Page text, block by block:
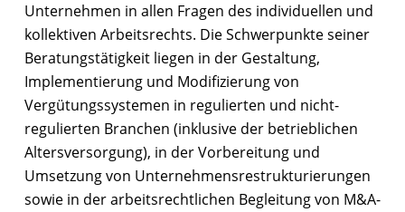
Unternehmen in allen Fragen des individuellen und
kollektiven Arbeitsrechts. Die Schwerpunkte seiner
Beratungstätigkeit liegen in der Gestaltung,
Implementierung und Modifizierung von
Vergütungssystemen in regulierten und nicht-
regulierten Branchen (inklusive der betrieblichen
Altersversorgung), in der Vorbereitung und
Umsetzung von Unternehmensrestrukturierungen
sowie in der arbeitsrechtlichen Begleitung von M&A-